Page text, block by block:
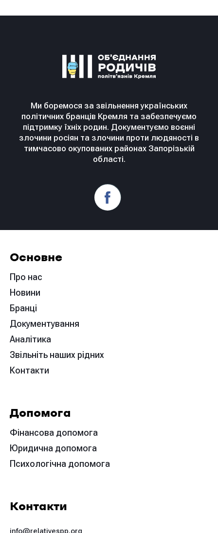
Ми боремося за звільнення українських
політичних бранців Кремля та забезпечуємо
підтримку їхніх родин. Документуємо воєнні
злочини росіян та злочини проти людяності в
тимчасово окупованих районах Запорізькій
області.
Основне
Про нас
Новини
Бранці
Документування
Аналітика
Звільніть наших рідних
Контакти
Допомога
Фінансова допомога
Юридична допомога
Психологічна допомога
Контакти
info@relativespp.org